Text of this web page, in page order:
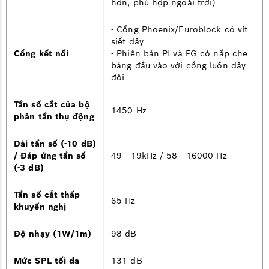
EVF - Thiết kế module dễ lắp đặt
Một trong những điểm nổi bật của dòng loa này là
thiết kế module linh hoạt, giúp việc lắp đặt trở nên
Dễ dàng điều chỉnh góc phủ âm
Tùy chỉnh hướng sóng dễ dàng: Loa EVF có nhiều tùy
chọn góc phủ âm (horn pattern) như 60° x 40°, 90° x
Cổng kết nối
- Cổng Phoenix/Euroblock có vít
siết dây
- Phiên bản PI và FG có nắp che
bảng đầu vào với cổng luồn dây
đôi
Tần số cắt của bộ
phân tần thụ động
1450 Hz
Dải tần số (-10 dB)
/ Đáp ứng tần số
(-3 dB)
49 - 19kHz / 58 - 16000 Hz
Tần số cắt thấp
khuyến nghị
65 Hz
Độ nhạy (1W/1m) 98 dB
Mức SPL tối đa 131 dB